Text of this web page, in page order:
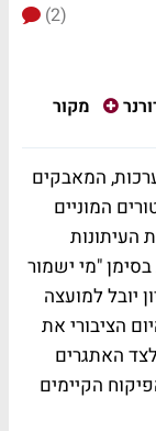
(2)
מקור
המאבקים
המוניים
העיתונות
"מי ישמור
יובל למועצה
הציבורי את
האתגרים
הקיימים